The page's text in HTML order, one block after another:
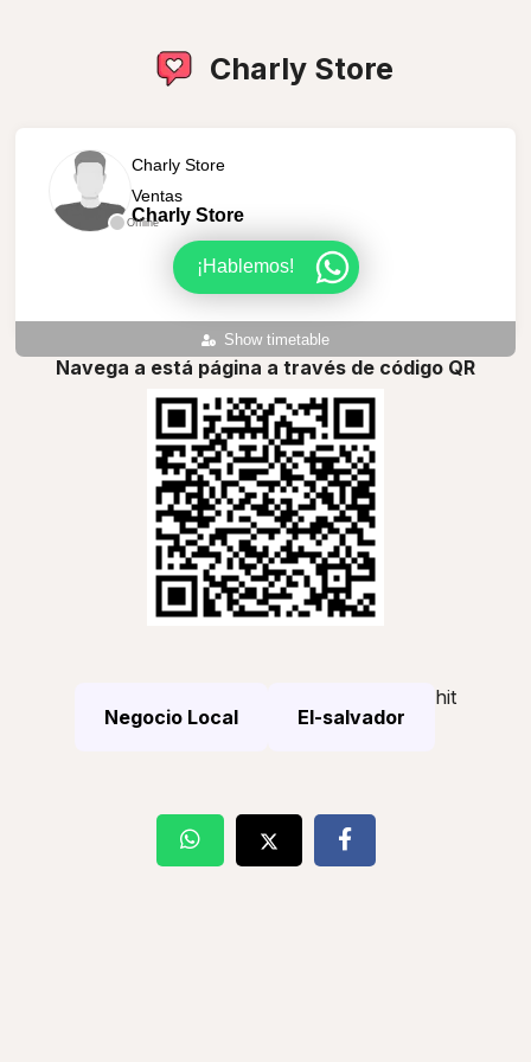
Charly Store
Offline
Charly Store
Ventas
Charly Store
¡Hablemos!
Show timetable
Navega a está página a través de código QR
Negocio Local El-salvador
hit